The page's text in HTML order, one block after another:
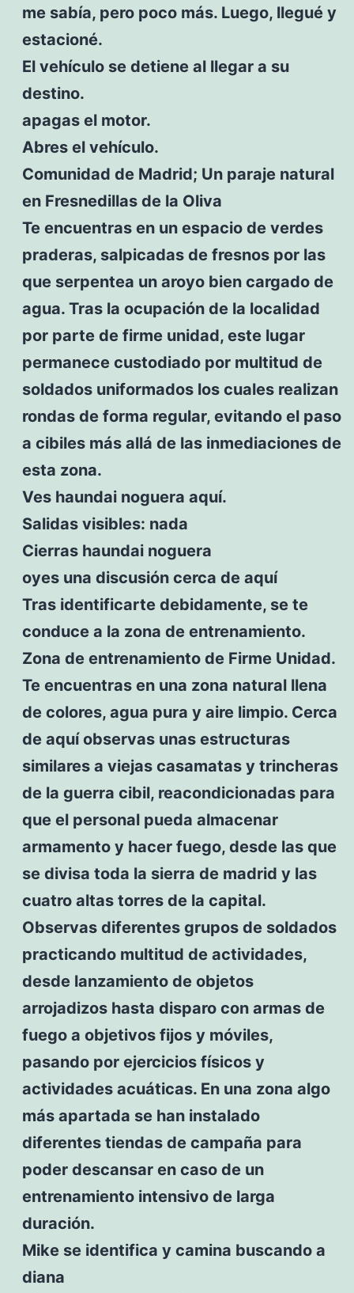
me sabía, pero poco más. Luego, llegué y
estacioné.
El vehículo se detiene al llegar a su
destino.
apagas el motor.
Abres el vehículo.
Comunidad de Madrid; Un paraje natural
en Fresnedillas de la Oliva
Te encuentras en un espacio de verdes
praderas, salpicadas de fresnos por las
que serpentea un aroyo bien cargado de
agua. Tras la ocupación de la localidad
por parte de firme unidad, este lugar
permanece custodiado por multitud de
soldados uniformados los cuales realizan
rondas de forma regular, evitando el paso
a cibiles más allá de las inmediaciones de
esta zona.
Ves haundai noguera aquí.
Salidas visibles: nada
Cierras haundai noguera
oyes una discusión cerca de aquí
Tras identificarte debidamente, se te
conduce a la zona de entrenamiento.
Zona de entrenamiento de Firme Unidad.
Te encuentras en una zona natural llena
de colores, agua pura y aire limpio. Cerca
de aquí observas unas estructuras
similares a viejas casamatas y trincheras
de la guerra cibil, reacondicionadas para
que el personal pueda almacenar
armamento y hacer fuego, desde las que
se divisa toda la sierra de madrid y las
cuatro altas torres de la capital.
Observas diferentes grupos de soldados
practicando multitud de actividades,
desde lanzamiento de objetos
arrojadizos hasta disparo con armas de
fuego a objetivos fijos y móviles,
pasando por ejercicios físicos y
actividades acuáticas. En una zona algo
más apartada se han instalado
diferentes tiendas de campaña para
poder descansar en caso de un
entrenamiento intensivo de larga
duración.
Mike se identifica y camina buscando a
diana